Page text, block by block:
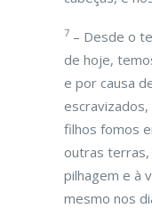
7 – Desde o
de hoje,
e por causa
filhos fomos
outras terras,
pilhagem e à
mesmo nos